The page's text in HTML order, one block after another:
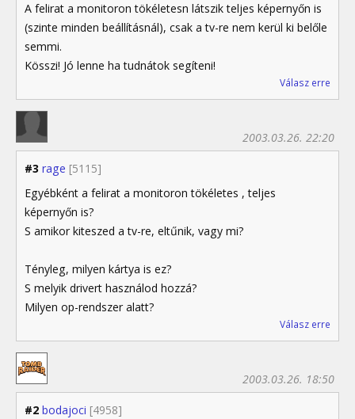
A felirat a monitoron tökéletesn látszik teljes képernyőn is
(szinte minden beállításnál), csak a tv-re nem kerül ki belőle
semmi.
Kösszi! Jó lenne ha tudnátok segíteni!
Válasz erre
#3 rage [5115]
2003.03.26. 22:20
Egyébként a felirat a monitoron tökéletes , teljes
képernyőn is?
S amikor kiteszed a tv-re, eltűnik, vagy mi?
Tényleg, milyen kártya is ez?
S melyik drivert használod hozzá?
Milyen op-rendszer alatt?
Válasz erre
#2 bodajoci [4958]
2003.03.26. 18:50